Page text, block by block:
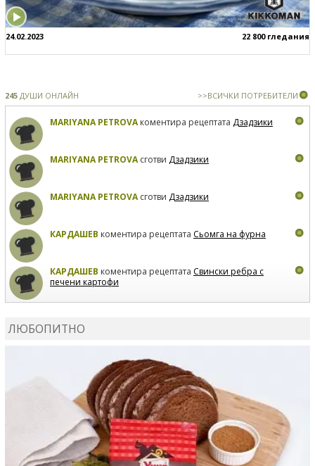
24.02.2023 22 800 гледания
245 ДУШИ ОНЛАЙН >>ВСИЧКИ ПОТРЕБИТЕЛИ
MARIYANA PETROVAкоментира рецептата Дзадзики
MARIYANA PETROVAсготви Дзадзики
MARIYANA PETROVAсготви Дзадзики
КАРДАШЕВ коментира рецептата Сьомга на фурна
КАРДАШЕВ коментира рецептата Свински ребра с
печени картофи
ЛЮБОПИТНО